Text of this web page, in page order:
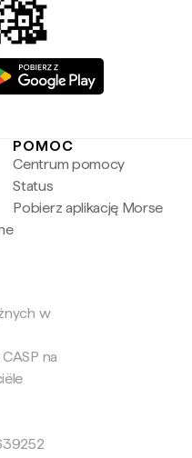
POMOC
Centrum pomocy
Status
Pobierz aplikację Morse
w
na